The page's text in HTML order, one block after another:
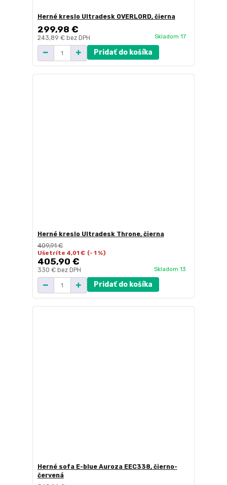
Herné kreslo Ultradesk OVERLORD, čierna
299,98 €
243,89 € bez DPH Skladom 17
Pridať do košíka
Herné kreslo Ultradesk Throne, čierna
409,91 €
Ušetríte 4,01 € (- 1 %)
405,90 €
330 € bez DPH Skladom 13
Pridať do košíka
Herné sofa E-blue Auroza EEC338, čierno-
červená